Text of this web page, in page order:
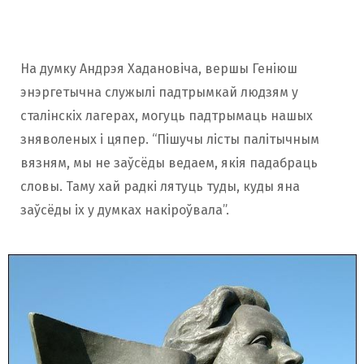
На думку Андрэя Хадановіча, вершы Геніюш
энэргетычна служылі падтрымкай людзям у
сталінскіх лагерах, могуць падтрымаць нашых
зняволеных і цяпер. “Пішучы лісты палітычным
вязням, мы не заўсёды ведаем, якія падабраць
словы. Таму хай радкі лятуць туды, куды яна
заўсёды іх у думках накіроўвала”.